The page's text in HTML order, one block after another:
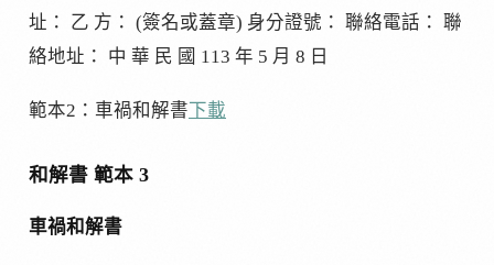
址： 乙 方： (簽名或蓋章) 身分證號： 聯絡電話： 聯
絡地址： 中 華 民 國 113 年 5 月 8 日
範本2：車禍和解書下載
和解書 範本 3
車禍和解書